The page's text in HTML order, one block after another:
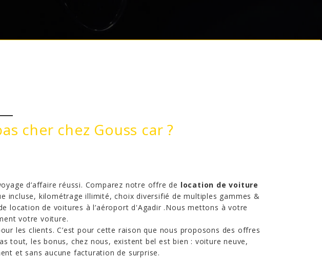
cher chez Gouss car ?
d’affaire réussi. Comparez notre offre de location de voiture
incluse, kilométrage illimité, choix diversifié de multiples gammes &
location de voitures à l’aéroport d'Agadir .Nous mettons à votre
votre voiture.
les clients. C’est pour cette raison que nous proposons des offres
tout, les bonus, chez nous, existent bel est bien : voiture neuve,
et sans aucune facturation de surprise.